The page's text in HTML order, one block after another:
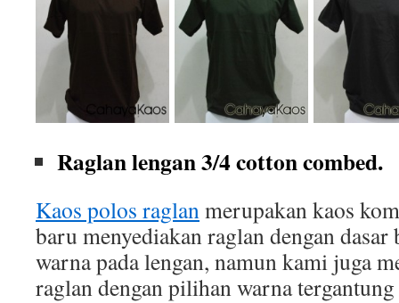
Raglan lengan 3/4 cotton combed.
Kaos polos raglan merupakan kaos
baru menyediakan raglan dengan
warna pada lengan, namun kami juga
raglan dengan pilihan warna tergantung